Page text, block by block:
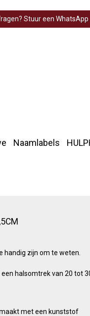
Stuur een
Naamlabels
handig zijn om te weten.
halsomtrek van 20 tot
met een kunststof